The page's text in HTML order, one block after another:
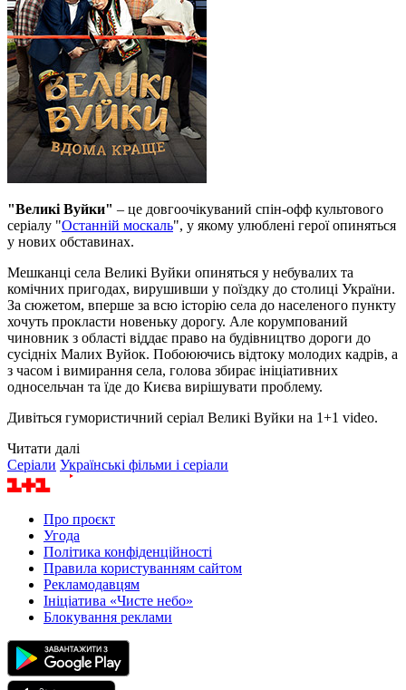
"Великі Вуйки" – це довгоочікуваний спін-офф культового
серіалу "Останній москаль", у якому улюблені герої опиняться
у нових обставинах.
Мешканці села Великі Вуйки опиняться у небувалих та
комічних пригодах, вирушивши у поїздку до столиці України.
За сюжетом, вперше за всю історію села до населеного пункту
хочуть прокласти новеньку дорогу. Але корумпований
чиновник з області віддає право на будівництво дороги до
сусідніх Малих Вуйок. Побоюючись відтоку молодих кадрів, а
з часом і вимирання села, голова збирає ініціативних
односельчан та їде до Києва вирішувати проблему.
Дивіться гумористичний серіал Великі Вуйки на 1+1 video.
Читати далі
Серіали Українські фільми і серіали
Про проєкт
Угода
Політика конфіденційності
Правила користуванням сайтом
Рекламодавцям
Ініціатива «Чисте небо»
Блокування реклами